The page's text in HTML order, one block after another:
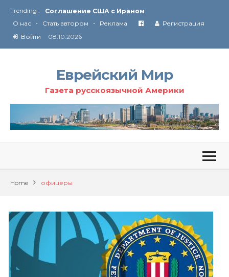
Trending :
Соглашение США с Ираном
Технология Революции в Иране
О нас • Стать автором • Реклама
Регистрация
Войти
08.10.2026
Еврейский Мир
Газета русскоязычной Америки
Home офицеры